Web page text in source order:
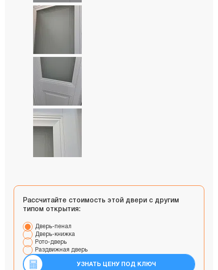
Рассчитайте стоимость этой двери с другим
типом открытия:
Дверь-пенал
Дверь-книжка
Рото-дверь
Раздвижная дверь
УЗНАТЬ ЦЕНУ ПОД КЛЮЧ